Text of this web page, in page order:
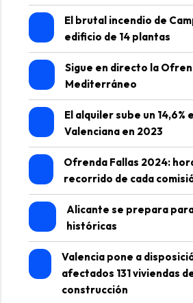
El brutal incendio de
edificio de 14 plantas
Sigue en directo la
Mediterráneo
El alquiler sube un 14,6%
Valenciana en 2023
Ofrenda Fallas 2024:
recorrido de cada
Alicante se prepara
históricas
Valencia pone a
afectados 131 viviendas
construcción